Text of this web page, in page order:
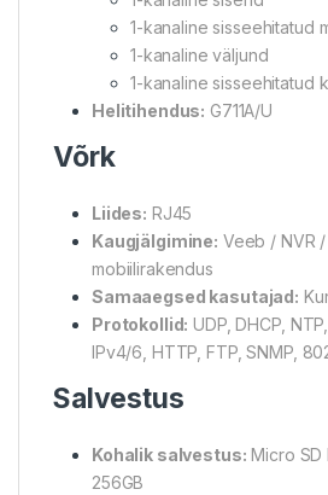
1-kanaline sisseehitatud
1-kanaline väljund
1-kanaline sisseehitatud
Helitihendus: G711A/U
Võrk
Liides: RJ45
Kaugjälgimine: Veeb / NVR
mobiilirakendus
Samaaegsed kasutajad:
Protokollid: UDP, DHCP,
IPv4/6, HTTP, FTP, SNMP,
Salvestus
Kohalik salvestus: Micro SD
256GB